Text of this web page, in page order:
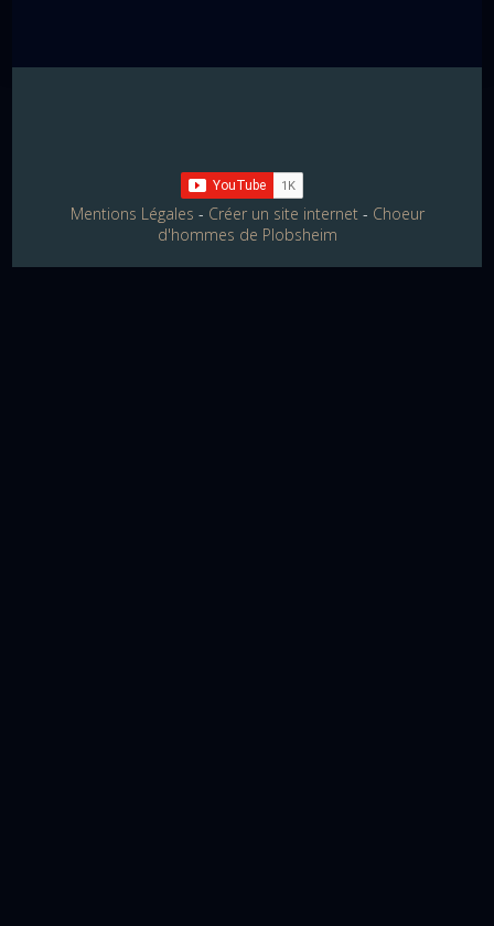
Mentions Légales Créer un site internet
Choeur
d'hommes de Plobsheim